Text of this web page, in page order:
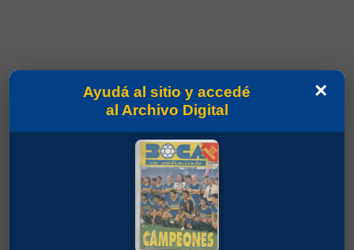
×
Ayudá al sitio y accedé
al Archivo Digital